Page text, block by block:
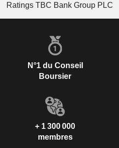
Ratings TBC Bank Group PLC
N°1 du Conseil
Boursier
+ 1 300 000
membres